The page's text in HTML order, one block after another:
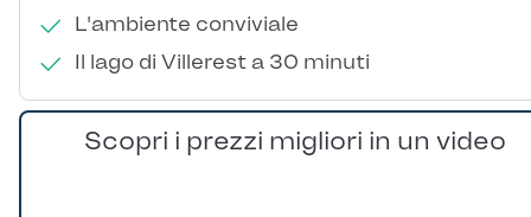
L'ambiente conviviale
Il lago di Villerest a 30 minuti
Scopri i prezzi migliori in un video